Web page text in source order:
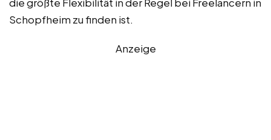
Schopfheim zu finden ist.
Anzeige